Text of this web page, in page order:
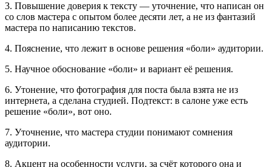
3. Повышение доверия к тексту — уточнение, что написан он
со слов мастера с опытом более десяти лет, а не из фантазий
мастера по написанию текстов.
4. Пояснение, что лежит в основе решения «боли» аудитории.
5. Научное обоснование «боли» и вариант её решения.
6. Утонение, что фотография для поста была взята не из
интернета, а сделана студией. Подтекст: в салоне уже есть
решение «боли», вот оно.
7. Уточнение, что мастера студии понимают сомнения
аудитории.
8. Акцент на особенности услуги, за счёт которого она и